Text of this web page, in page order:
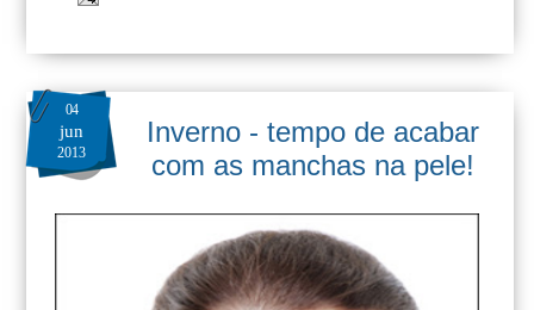
04
jun
2013
Inverno - tempo de acabar
com as manchas na pele!